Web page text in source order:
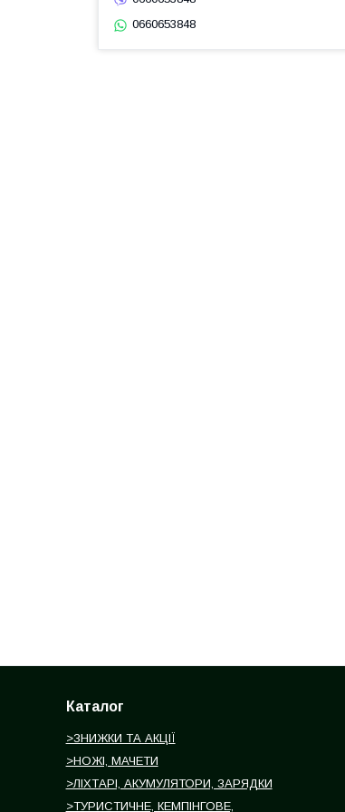
0660653848
Каталог
>ЗНИЖКИ ТА АКЦІЇ
>НОЖІ, МАЧЕТИ
>ЛІХТАРІ, АКУМУЛЯТОРИ, ЗАРЯДКИ
>ТУРИСТИЧНЕ, КЕМПІНГОВЕ,